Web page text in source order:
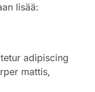
lisää:
adipiscing
mattis,